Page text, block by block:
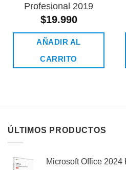
Profesional 2019
$19.990
AÑADIR AL
CARRITO
ÚLTIMOS PRODUCTOS
Microsoft Office